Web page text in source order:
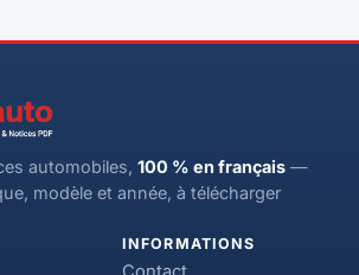
automobiles, 100 % en français —
modèle et année, à télécharger
INFORMATIONS